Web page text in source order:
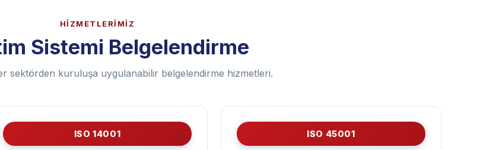
HİZMETLERİMİZ
Sistemi Belgelendirme
sektörden kuruluşa uygulanabilir belgelendirme hizmetleri.
ISO 14001 ISO 45001